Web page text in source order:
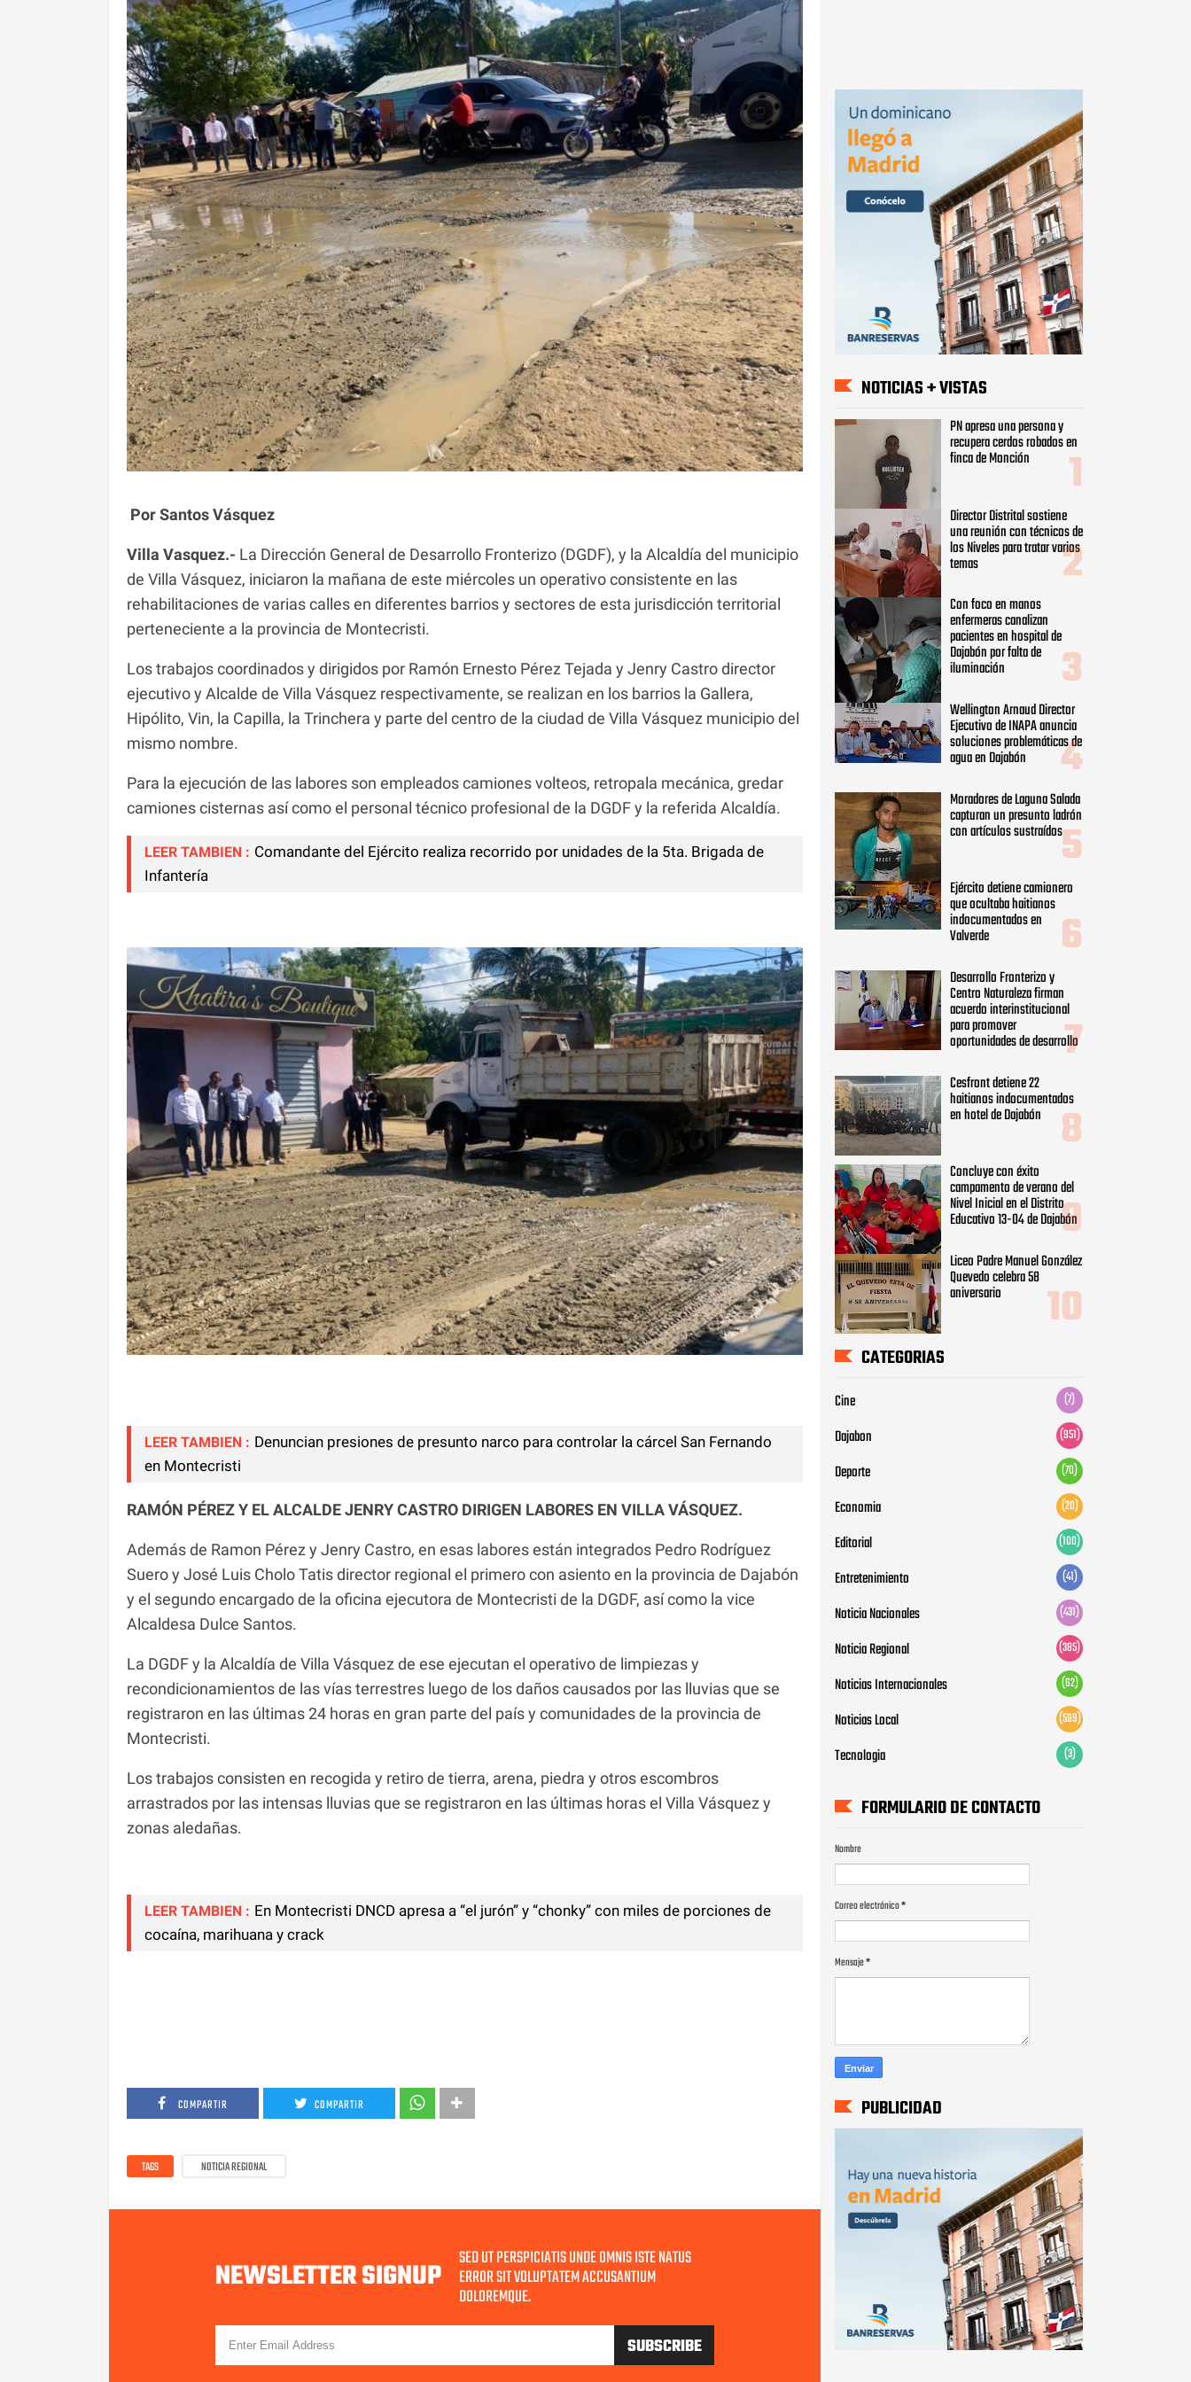
Por Santos Vásquez
Villa Vasquez.- La Dirección General de Desarrollo Fronterizo (DGDF), y la Alcaldía del municipio
de Villa Vásquez, iniciaron la mañana de este miércoles un operativo consistente en las
rehabilitaciones de varias calles en diferentes barrios y sectores de esta jurisdicción territorial
perteneciente a la provincia de Montecristi.
Los trabajos coordinados y dirigidos por Ramón Ernesto Pérez Tejada y Jenry Castro director
ejecutivo y Alcalde de Villa Vásquez respectivamente, se realizan en los barrios la Gallera,
Hipólito, Vin, la Capilla, la Trinchera y parte del centro de la ciudad de Villa Vásquez municipio del
mismo nombre.
Para la ejecución de las labores son empleados camiones volteos, retropala mecánica, gredar
camiones cisternas así como el personal técnico profesional de la DGDF y la referida Alcaldía.
LEER TAMBIEN : Comandante del Ejército realiza recorrido por unidades de la 5ta. Brigada de
Infantería
LEER TAMBIEN : Denuncian presiones de presunto narco para controlar la cárcel San Fernando
en Montecristi
RAMÓN PÉREZ Y EL ALCALDE JENRY CASTRO DIRIGEN LABORES EN VILLA VÁSQUEZ.
Además de Ramon Pérez y Jenry Castro, en esas labores están integrados Pedro Rodríguez
Suero y José Luis Cholo Tatis director regional el primero con asiento en la provincia de Dajabón
y el segundo encargado de la oficina ejecutora de Montecristi de la DGDF, así como la vice
Alcaldesa Dulce Santos.
La DGDF y la Alcaldía de Villa Vásquez de ese ejecutan el operativo de limpiezas y
recondicionamientos de las vías terrestres luego de los daños causados por las lluvias que se
registraron en las últimas 24 horas en gran parte del país y comunidades de la provincia de
Montecristi.
Los trabajos consisten en recogida y retiro de tierra, arena, piedra y otros escombros
arrastrados por las intensas lluvias que se registraron en las últimas horas el Villa Vásquez y
zonas aledañas.
LEER TAMBIEN : En Montecristi DNCD apresa a “el jurón” y “chonky” con miles de porciones de
cocaína, marihuana y crack
COMPARTIR COMPARTIR
TAGS NOTICIA REGIONAL
NEWSLETTER SIGNUP SED UT PERSPICIATIS UNDE OMNIS ISTE NATUS
ERROR SIT VOLUPTATEM ACCUSANTIUM
DOLOREMQUE.
NOTICIAS + VISTAS
PN apresa una persona y
recupera cerdos robados en
finca de Monción
Director Distrital sostiene
una reunión con técnicos de
los Niveles para tratar varios
temas
Con foco en manos
enfermeras canalizan
pacientes en hospital de
Dajabón por falta de
iluminación
Wellington Arnaud Director
Ejecutivo de INAPA anuncia
soluciones problemáticas de
agua en Dajabón
Moradores de Laguna Salada
capturan un presunto ladrón
con artículos sustraídos
Ejército detiene camionero
que ocultaba haitianos
indocumentados en
Valverde
Desarrollo Fronterizo y
Centro Naturaleza firman
acuerdo interinstitucional
para promover
oportunidades de desarrollo
Cesfront detiene 22
haitianos indocumentados
en hotel de Dajabón
Concluye con éxito
campamento de verano del
Nivel Inicial en el Distrito
Educativo 13-04 de Dajabón
Liceo Padre Manuel González
Quevedo celebra 58
aniversario
CATEGORIAS
Cine (7)
Dajabon (951)
Deporte (70)
Economia (20)
Editorial (100)
Entretenimiento (41)
Noticia Nacionales (431)
Noticia Regional (385)
Noticias Internacionales (62)
Noticias Local (599)
Tecnologia (3)
FORMULARIO DE CONTACTO
Nombre
Correo electrónico*
Mensaje*
PUBLICIDAD